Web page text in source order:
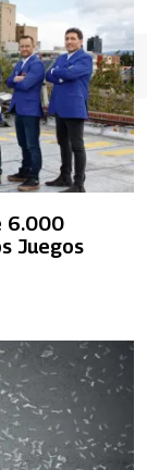
6.000
Juegos